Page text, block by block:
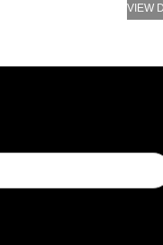
VIEW